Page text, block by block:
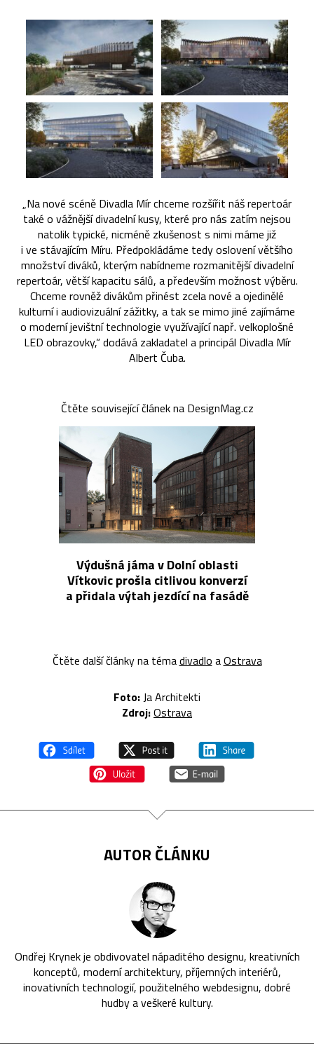
„Na nové scéně Divadla Mír chceme rozšířit náš repertoár
také o vážnější divadelní kusy, které pro nás zatím nejsou
natolik typické, nicméně zkušenost s nimi máme již
i ve stávajícím Míru. Předpokládáme tedy oslovení většího
množství diváků, kterým nabídneme rozmanitější divadelní
repertoár, větší kapacitu sálů, a především možnost výběru.
Chceme rovněž divákům přinést zcela nové a ojedinělé
kulturní i audiovizuální zážitky, a tak se mimo jiné zajímáme
o moderní jevištní technologie využívající např. velkoplošné
LED obrazovky,“ dodává zakladatel a principál Divadla Mír
Albert Čuba.
Čtěte související článek na DesignMag.cz
Výdušná jáma v Dolní oblasti
Vítkovic prošla citlivou konverzí
a přidala výtah jezdící na fasádě
Čtěte další články na témadivadlo aOstrava
Foto:Ja Architekti
Zdroj:Ostrava
AUTOR ČLÁNKU
Ondřej Krynek je obdivovatel nápaditého designu, kreativních
konceptů, moderní architektury, příjemných interiérů,
inovativních technologií, použitelného webdesignu, dobré
hudby a veškeré kultury.